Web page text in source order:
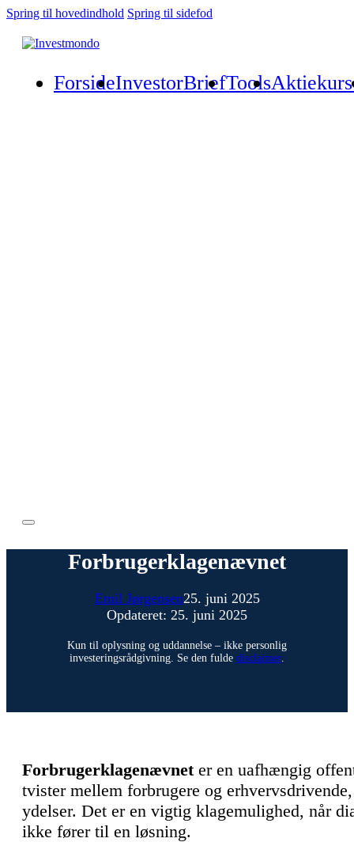
Spring til hovedindhold Spring til sidefod
ForsideInvestorBriefTools
Forbrugerklagenævnet
Emil Jørgensen25. juni 2025
Opdateret: 25. juni 2025
Kun til oplysning og uddannelse – ikke personlig
investeringsrådgivning. Se den fulde disclaimer.
Forbrugerklagenævneter en uafhængig
tvister mellem forbrugere og
ydelser. Det er en vigtig klagemulighed, når
ikke fører til en løsning.